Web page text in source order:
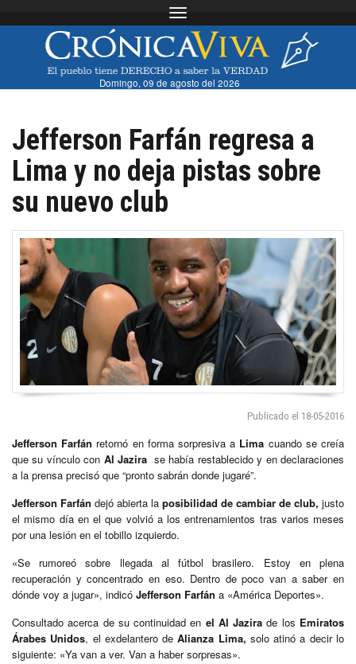
Toggle navigation
Domingo, 09 de agosto del 2026
Jefferson Farfán regresa a
Lima y no deja pistas sobre
su nuevo club
Publicado el 18-05-2016
Jefferson Farfán retornó en forma sorpresiva a Lima cuando se creía
que su vínculo con Al Jazira se había restablecido y en declaraciones
a la prensa precisó que “pronto sabrán donde jugaré”.
Jefferson Farfán dejó abierta la posibilidad de cambiar de club, justo
el mismo día en el que volvió a los entrenamientos tras varios meses
por una lesión en el tobillo izquierdo.
«Se rumoreó sobre llegada al fútbol brasilero. Estoy en plena
recuperación y concentrado en eso. Dentro de poco van a saber en
dónde voy a jugar», indicó Jefferson Farfán a «América Deportes».
Consultado acerca de su continuidad en el Al Jazira de los Emiratos
Árabes Unidos, el exdelantero de Alianza Lima, solo atinó a decir lo
siguiente: «Ya van a ver. Van a haber sorpresas».